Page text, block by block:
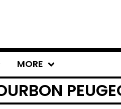
MORE